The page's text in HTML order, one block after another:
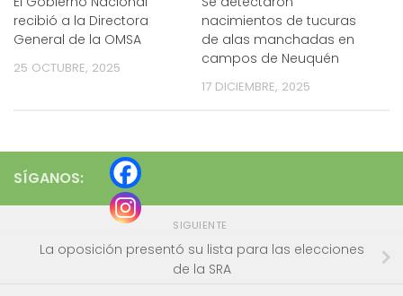
recibió a la Directora
General de la OMSA
25 OCTUBRE, 2025
nacimientos de tucuras
de alas manchadas en
campos de Neuquén
17 DICIEMBRE, 2025
SÍGANOS:
SIGUIENTE
La oposición presentó su lista para las elecciones
de la SRA